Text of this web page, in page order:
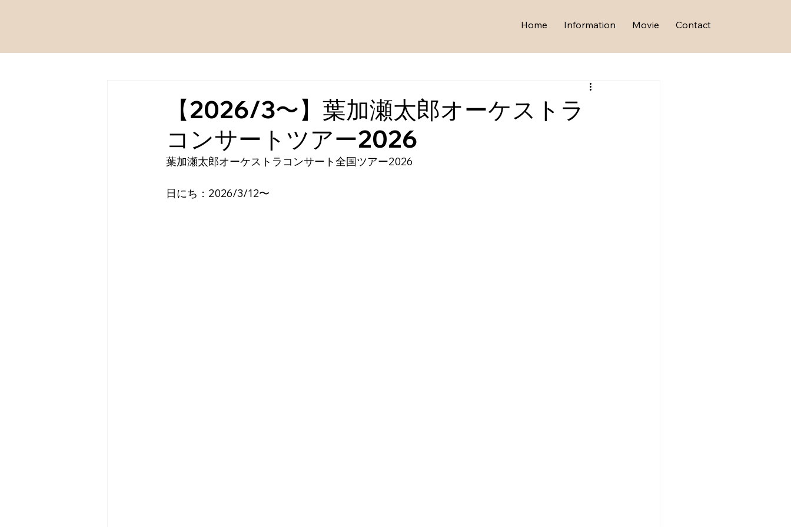
Home Information Movie Contact
【2026/3〜】葉加瀬太郎オーケストラ
コンサートツアー2026
葉加瀬太郎オーケストラコンサート全国ツアー2026
日にち：2026/3/12〜